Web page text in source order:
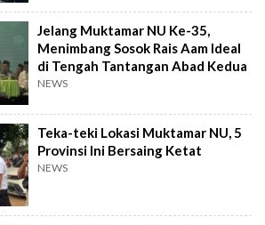
Jelang Muktamar NU Ke-35,
Menimbang Sosok Rais Aam Ideal
di Tengah Tantangan Abad Kedua
NEWS
Teka-teki Lokasi Muktamar NU, 5
Provinsi Ini Bersaing Ketat
NEWS